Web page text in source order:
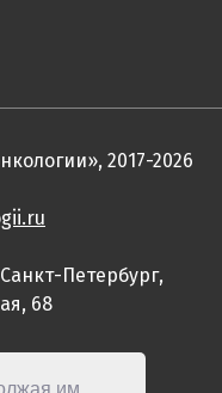
им
2017-2026
Петербург,
68